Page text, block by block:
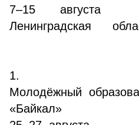
7–15 августа
Ленинградская
1.
Молодёжный
«Байкал»